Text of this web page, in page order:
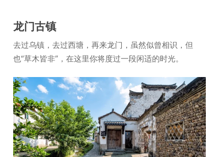
龙门古镇
去过乌镇，去过西塘，再来龙门，虽然似曾相识，但
也“草木皆非”，在这里你将度过一段闲适的时光。